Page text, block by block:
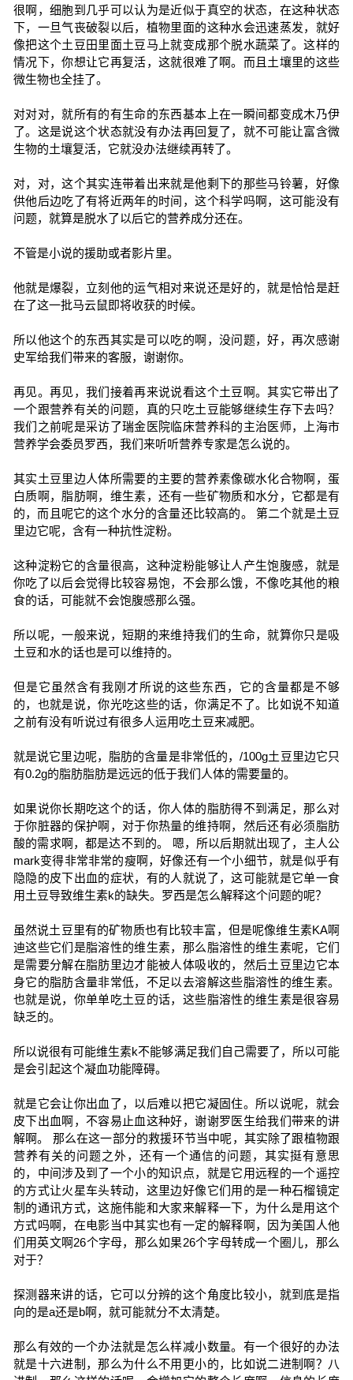
很啊，细胞到几乎可以认为是近似于真空的状态，在这种状态
下，一旦气丧破裂以后，植物里面的这种水会迅速蒸发，就好
像把这个土豆田里面土豆马上就变成那个脱水蔬菜了。这样的
情况下，你想让它再复活，这就很难了啊。而且土壤里的这些
微生物也全挂了。
对对对，就所有的有生命的东西基本上在一瞬间都变成木乃伊
了。这是说这个状态就没有办法再回复了，就不可能让富含微
生物的土壤复活，它就没办法继续再转了。
对，对，这个其实连带着出来就是他剩下的那些马铃薯，好像
供他后边吃了有将近两年的时间，这个科学吗啊，这可能没有
问题，就算是脱水了以后它的营养成分还在。
不管是小说的援助或者影片里。
他就是爆裂，立刻他的运气相对来说还是好的，就是恰恰是赶
在了这一批马云鼠即将收获的时候。
所以他这个的东西其实是可以吃的啊，没问题，好，再次感谢
史军给我们带来的客服，谢谢你。
再见。再见，我们接着再来说说看这个土豆啊。其实它带出了
一个跟营养有关的问题，真的只吃土豆能够继续生存下去吗？
我们之前呢是采访了瑞金医院临床营养科的主治医师，上海市
营养学会委员罗西，我们来听听营养专家是怎么说的。
其实土豆里边人体所需要的主要的营养素像碳水化合物啊，蛋
白质啊，脂肪啊，维生素，还有一些矿物质和水分，它都是有
的，而且呢它的这个水分的含量还比较高的。 第二个就是土豆
里边它呢，含有一种抗性淀粉。
这种淀粉它的含量很高，这种淀粉能够让人产生饱腹感，就是
你吃了以后会觉得比较容易饱，不会那么饿，不像吃其他的粮
食的话，可能就不会饱腹感那么强。
所以呢，一般来说，短期的来维持我们的生命，就算你只是吸
土豆和水的话也是可以维持的。
但是它虽然含有我刚才所说的这些东西，它的含量都是不够
的，也就是说，你光吃这些的话，你满足不了。比如说不知道
之前有没有听说过有很多人运用吃土豆来减肥。
就是说它里边呢，脂肪的含量是非常低的，/100g土豆里边它只
有0.2g的脂肪脂肪是远远的低于我们人体的需要量的。
如果说你长期吃这个的话，你人体的脂肪得不到满足，那么对
于你脏器的保护啊，对于你热量的维持啊，然后还有必须脂肪
酸的需求啊，都是达不到的。 嗯，所以后期就出现了，主人公
mark变得非常非常的瘦啊，好像还有一个小细节，就是似乎有
隐隐的皮下出血的症状，有的人就说了，这可能就是它单一食
用土豆导致维生素k的缺失。罗西是怎么解释这个问题的呢？
虽然说土豆里有的矿物质也有比较丰富，但是呢像维生素KA啊
迪这些它们是脂溶性的维生素，那么脂溶性的维生素呢，它们
是需要分解在脂肪里边才能被人体吸收的，然后土豆里边它本
身它的脂肪含量非常低，不足以去溶解这些脂溶性的维生素。
也就是说，你单单吃土豆的话，这些脂溶性的维生素是很容易
缺乏的。
所以说很有可能维生素k不能够满足我们自己需要了，所以可能
是会引起这个凝血功能障碍。
就是它会让你出血了，以后难以把它凝固住。所以说呢，就会
皮下出血啊，不容易止血这种好，谢谢罗医生给我们带来的讲
解啊。 那么在这一部分的救援环节当中呢，其实除了跟植物跟
营养有关的问题之外，还有一个通信的问题，其实挺有意思
的，中间涉及到了一个小的知识点，就是它用远程的一个遥控
的方式让火星车头转动，这里边好像它们用的是一种石榴镜定
制的通讯方式，这施伟能和大家来解释一下，为什么是用这个
方式吗啊，在电影当中其实也有一定的解释啊，因为美国人他
们用英文啊26个字母，那么如果26个字母转成一个圈儿，那么
对于？
探测器来讲的话，它可以分辨的这个角度比较小，就到底是指
向的是a还是b啊，就可能就分不太清楚。
那么有效的一个办法就是怎么样减小数量。有一个很好的办法
就是十六进制，那么为什么不用更小的，比如说二进制啊？八